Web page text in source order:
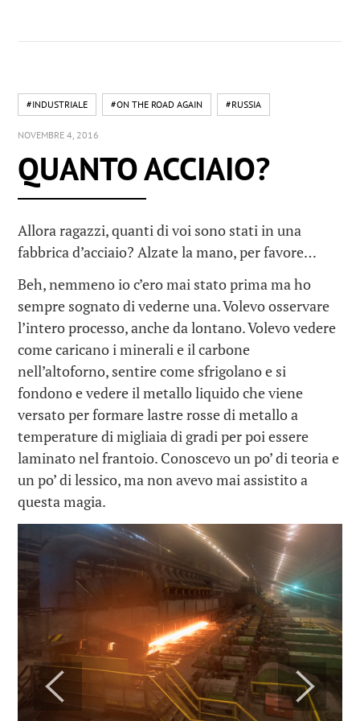
#INDUSTRIALE #ON THE ROAD AGAIN #RUSSIA
NOVEMBRE 4, 2016
QUANTO ACCIAIO?
Allora ragazzi, quanti di voi sono stati in una
fabbrica d’acciaio? Alzate la mano, per favore…
Beh, nemmeno io c’ero mai stato prima ma ho
sempre sognato di vederne una. Volevo osservare
l’intero processo, anche da lontano. Volevo vedere
come caricano i minerali e il carbone
nell’altoforno, sentire come sfrigolano e si
fondono e vedere il metallo liquido che viene
versato per formare lastre rosse di metallo a
temperature di migliaia di gradi per poi essere
laminato nel frantoio. Conoscevo un po’ di teoria e
un po’ di lessico, ma non avevo mai assistito a
questa magia.